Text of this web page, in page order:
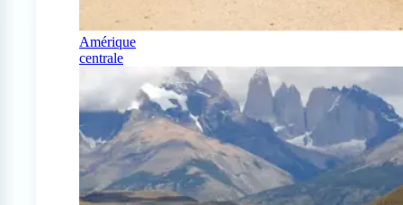
Amérique
centrale